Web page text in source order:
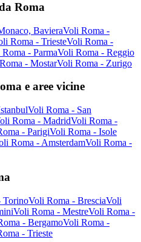
Roma
BavieraVoli Roma -
Roma - TriesteVoli Roma -
- ParmaVoli Roma - Reggio
- MostarVoli Roma - Zurigo
e aree vicine
Voli Roma - San
Roma - MadridVoli Roma -
- ParigiVoli Roma - Isole
Roma - AmsterdamVoli Roma -
TorinoVoli Roma - BresciaVoli
Voli Roma - MestreVoli Roma -
- BergamoVoli Roma -
- Trieste